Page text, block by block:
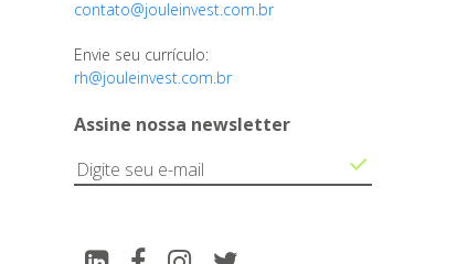
contato@jouleinvest.com.br
Envie seu currículo:
rh@jouleinvest.com.br
Assine nossa newsletter